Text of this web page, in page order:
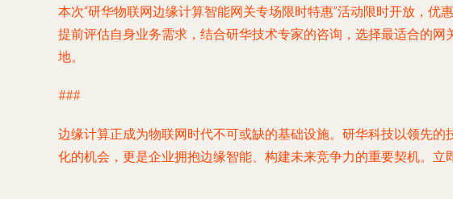
本次“研华物联网边缘计算智能网关专场限时特惠”活动限时开放，
提前评估自身业务需求，结合研华技术专家的咨询，选择最适合的
地。
###
边缘计算正成为物联网时代不可或缺的基础设施。研华科技以领先
化的机会，更是企业拥抱边缘智能、构建未来竞争力的重要契机。立